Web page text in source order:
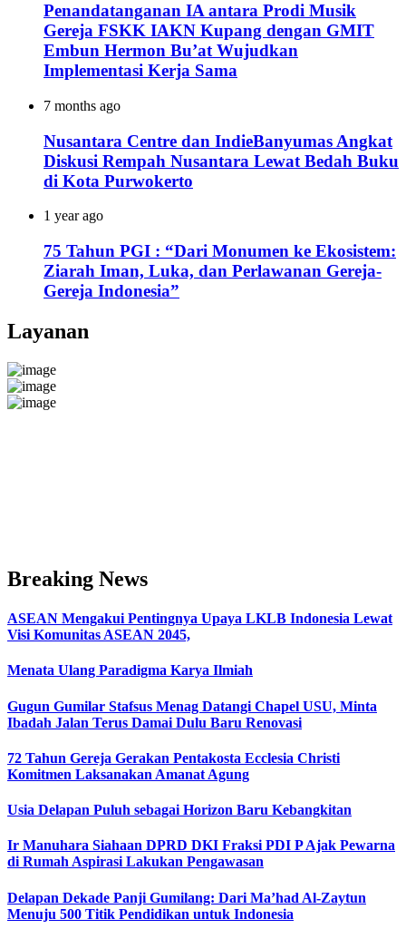
Penandatanganan IA antara Prodi Musik
Gereja FSKK IAKN Kupang dengan GMIT
Embun Hermon Bu’at Wujudkan
Implementasi Kerja Sama
7 months ago
Nusantara Centre dan IndieBanyumas Angkat
Diskusi Rempah Nusantara Lewat Bedah Buku
di Kota Purwokerto
1 year ago
75 Tahun PGI : “Dari Monumen ke Ekosistem:
Ziarah Iman, Luka, dan Perlawanan Gereja-
Gereja Indonesia”
Layanan
Breaking News
ASEAN Mengakui Pentingnya Upaya LKLB Indonesia Lewat
Visi Komunitas ASEAN 2045,
Menata Ulang Paradigma Karya Ilmiah
Gugun Gumilar Stafsus Menag Datangi Chapel USU, Minta
Ibadah Jalan Terus Damai Dulu Baru Renovasi
72 Tahun Gereja Gerakan Pentakosta Ecclesia Christi
Komitmen Laksanakan Amanat Agung
Usia Delapan Puluh sebagai Horizon Baru Kebangkitan
Ir Manuhara Siahaan DPRD DKI Fraksi PDI P Ajak Pewarna
di Rumah Aspirasi Lakukan Pengawasan
Delapan Dekade Panji Gumilang: Dari Ma’had Al-Zaytun
Menuju 500 Titik Pendidikan untuk Indonesia